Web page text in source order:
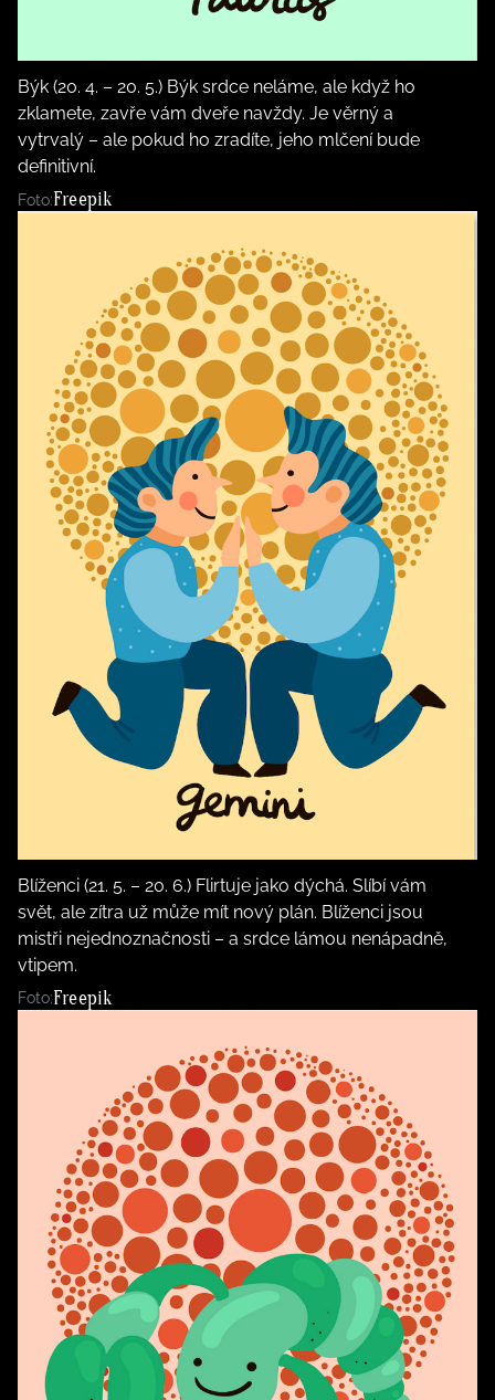
Býk (20. 4. – 20. 5.) Býk srdce neláme, ale když ho
zklamete, zavře vám dveře navždy. Je věrný a
vytrvalý – ale pokud ho zradíte, jeho mlčení bude
definitivní.
Foto:Freepik
Blíženci (21. 5. – 20. 6.) Flirtuje jako dýchá. Slíbí vám
svět, ale zítra už může mít nový plán. Blíženci jsou
mistři nejednoznačnosti – a srdce lámou nenápadně,
vtipem.
Foto:Freepik